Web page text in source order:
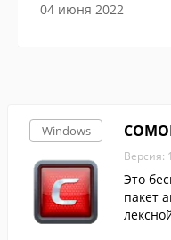
04 июня 2022
Windows
Версия:
Это
пакет